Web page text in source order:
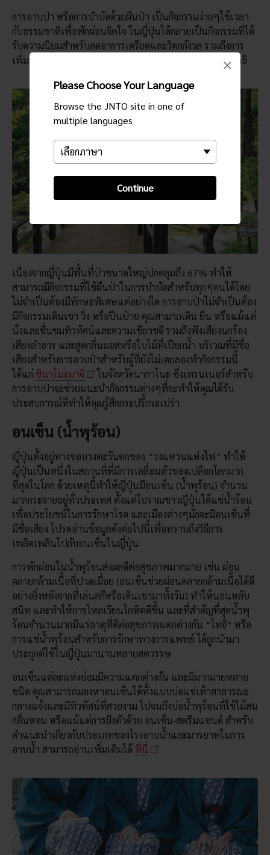
Please Choose Your Language
Browse the JNTO site in one of
multiple languages
Continue
×
การอาบป่า หรือการบำบัดด้วยผืนป่า เป็นกิจกรรมง่ายๆใช้เวลา
กับธรรมชาติเพื่อพักผ่อนจิตใจ ในญี่ปุ่นได้กลายเป็นกิจกรรมที่ได้
รับความนิยมสำหรับลดอาการเครียดและวิตกกังวล รวมถึงการ
เพิ่มคุณภาพการนอนหลับและความสามารถในการสร้างสมาธิ
เนื่องจากญี่ปุ่นมีพื้นที่ป่าขนาดใหญ่ปกคลุมถึง 67% ทำให้
สามารถมีกิจกรรมที่ใช้ผืนป่าในการบำบัดสำหรับทุกๆคนได้โดย
ไม่จำเป็นต้องมีทักษะพิเศษแต่อย่างใด การอาบป่าไม่จำเป็นต้อง
มีกิจกรรมเดินเขา วิ่ง หรือปีนป่าย คุณสามาถเดิน ยืน หรือแม้แต่
นั่งและชื่นชมทิวทัศน์และความเขียวขจี รวมถึงฟังเสียงนกร้อง
เสียงลำธาร และสูดกลิ่นมอสหรือใบไม้ที่เปียกน้ำ บริเวณที่มีชื่อ
เสียงสำหรับการอาบป่าสำหรับผู้ที่ยังไม่เคยลองทำกิจกรรมนี้
ได้แก่ ชินาโนะมาจิ
ในจังหวัดนากาโนะ ซึ่งเทรนเนอร์สำหรับ
การอาบป่าจะช่วยแนะนำกิจกรรมต่างๆที่จะทำให้คุณได้รับ
ประสบการณ์ที่ทำให้คุณรู้สึกกระปรี้กระเปร่า
อนเซ็น (น้ำพุร้อน)
ญี่ปุ่นตั้งอยู่ทางขอบวงตะวันตกของ “วงแหวนแห่งไฟ” ทำให้
ญี่ปุ่นเป็นหนึ่งในสถานที่ที่มีการเคลื่อนตัวของเปลือกโลกมาก
ที่สุดในโลก ด้วยเหตุนี้ทำให้ญี่ปุ่นมีอนเซ็น (น้ำพุร้อน) จำนวน
มากกระจายอยู่ทั่วประเทศ ตั้งแต่โบราณชาวญี่ปุ่นได้แช่น้ำร้อน
เพื่อประโยชน์ในการรักษาโรค และเมืองต่างๆมักจะมีอนเซ็นที่
มีชื่อเสียง โปรดอ่านข้อมูลดังต่อไปนี้เพื่อทราบถึงวิธีการ
เพลิดเพลินไปกับอนเซ็นในญี่ปุ่น
การพักผ่อนในน้ำพุร้อนส่งผลดีต่อสุขภาพมากมาย เช่น ผ่อน
คลายกล้ามเนื้อที่ปวดเมื่อย (อนเซ็นช่วยผ่อนคลายกล้ามเนื้อได้ดี
อย่างยิ่งหลังจากที่เล่นสกีหรือเดินเขามาทั้งวัน) ทำให้นอนหลับ
สนิท และทำให้การไหลเวียนโลหิตดีขึ้น และที่สำคัญที่สุดน้ำพุ
ร้อนจำนวนมากมีแร่ธาตุที่ดีต่อสุขภาพแตกต่างกัน “โทจิ” หรือ
การแช่น้ำพุร้อนสำหรับการรักษาทางการแพทย์ ได้ถูกนำมา
ประยุกต์ใช้ในญี่ปุ่นมานานหลายศตวรรษ
อนเซ็นแต่ละแห่งย่อมมีความแตกต่างกัน และมีมากมายหลาย
ชนิด คุณสามารถมองหาอนเซ็นได้ทั้งแบบบ่อแช่เท้าสาธารณะ
กลางแจ้งและมีทิวทัศน์ที่สวยงาม ไปจนถึงบ่อน้ำพุร้อนที่ใช้ไม้สน
กลิ่นหอม หรือแม้แต่การฝังตัวด้วย อนเซ็น-สตรีมแซนด์ สำหรับ
คำแนะนำเกี่ยวกับประเภทของโรงอาบน้ำและมารยาทในการ
อาบน้ำ สามารถอ่านเพิ่มเติมได้ ที่นี่